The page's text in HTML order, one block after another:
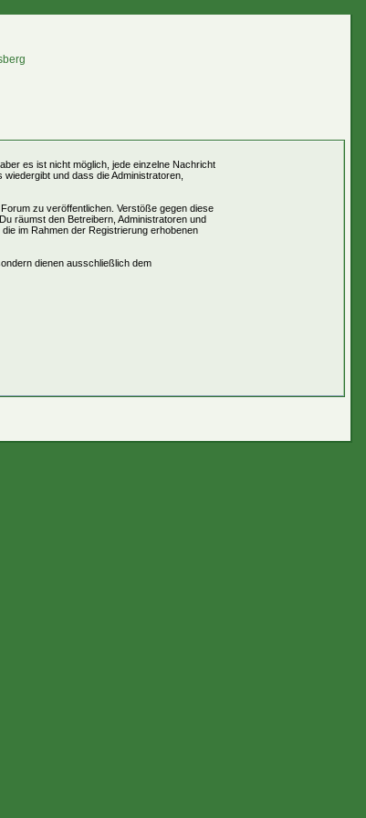
es ist nicht möglich, jede einzelne Nachricht
und dass die Administratoren,
zu veröffentlichen. Verstöße gegen diese
räumst den Betreibern, Administratoren und
im Rahmen der Registrierung erhobenen
dienen ausschließlich dem